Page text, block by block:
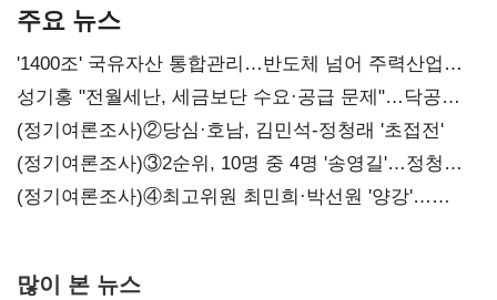
주요 뉴스
'1400조' 국유자산 통합관리…반도체 넘어 주력산업
구조혁신
성기홍 "전월세난, 세금보단 수요·공급 문제"…닥공
시사
(정기여론조사)②당심·호남, 김민석-정청래 '초접전'
(정기여론조사)③2순위, 10명 중 4명 '송영길'…정청래
'한 자릿수'
(정기여론조사)④최고위원 최민희·박선원 '양강'…
많이 본 뉴스